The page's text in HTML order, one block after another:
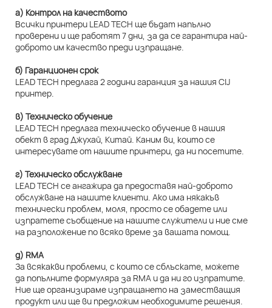
а) Контрол на качеството
Всички принтери LEAD TECH ще бъдат напълно
проверени и ще работят 7 дни, за да се гарантира най-
доброто им качество преди изпращане.
б) Гаранционен срок
LEAD TECH предлага 2 години гаранция за нашия CIJ
принтер.
в) Техническо обучение
LEAD TECH предлага техническо обучение в нашия
обект в град Джухай, Китай. Каним ви, които се
интересувате от нашите принтери, да ни посетите.
г) Техническо обслужване
LEAD TECH се ангажира да предоставя най-доброто
обслужване на нашите клиенти. Ако има някакъв
технически проблем, моля, просто се обадете или
изпратете съобщение на нашите служители и ние сме
на разположение по всяко време за вашата помощ.
д) RMA
За всякакви проблеми, с които се сблъскате, можете
да попълните формуляра за RMA и да ни го изпратите.
Ние ще организираме изпращането на заместващия
продукт или ще ви предложим необходимите решения.